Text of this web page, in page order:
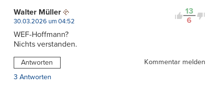
13
6
Walter Müller
30.03.2026 um 04:52
WEF-Hoffmann?
Nichts verstanden.
Antworten
Kommentar melden
3 Antworten